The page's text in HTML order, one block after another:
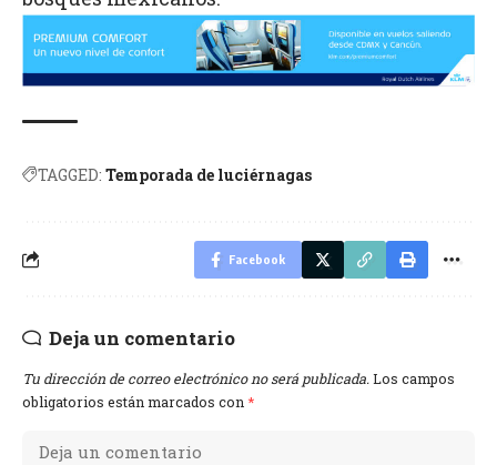
TAGGED: Temporada de luciérnagas
Facebook
Deja un comentario
Tu dirección de correo electrónico no será publicada. Los campos
obligatorios están marcados con *